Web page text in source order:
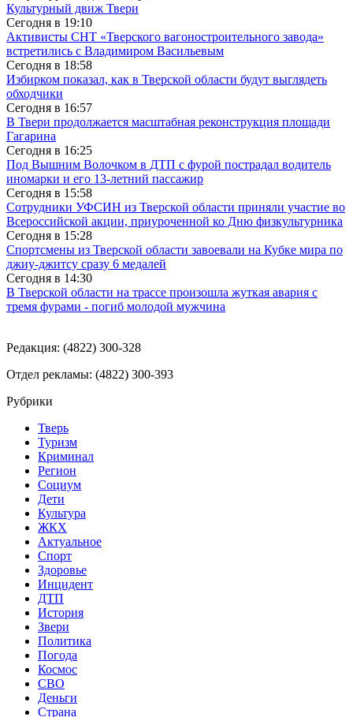
Культурный движ Твери
Сегодня в 19:10
Активисты СНТ «Тверского вагоностроительного завода»
встретились с Владимиром Васильевым
Сегодня в 18:58
Избирком показал, как в Тверской области будут выглядеть
обходчики
Сегодня в 16:57
В Твери продолжается масштабная реконструкция площади
Гагарина
Сегодня в 16:25
Под Вышним Волочком в ДТП с фурой пострадал водитель
иномарки и его 13-летний пассажир
Сегодня в 15:58
Сотрудники УФСИН из Тверской области приняли участие во
Всероссийской акции, приуроченной ко Дню физкультурника
Сегодня в 15:28
Спортсмены из Тверской области завоевали на Кубке мира по
джиу-джитсу сразу 6 медалей
Сегодня в 14:30
В Тверской области на трассе произошла жуткая авария с
тремя фурами - погиб молодой мужчина
Редакция: (4822) 300-328
Отдел рекламы: (4822) 300-393
Рубрики
Тверь
Туризм
Криминал
Регион
Социум
Дети
Культура
ЖКХ
Актуальное
Спорт
Здоровье
Инцидент
ДТП
История
Звери
Политика
Погода
Космос
СВО
Деньги
Страна